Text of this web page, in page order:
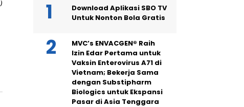
Download Aplikasi SBO TV
Untuk Nonton Bola Gratis
MVC’s ENVACGEN® Raih
Izin Edar Pertama untuk
Vaksin Enterovirus A71 di
Vietnam; Bekerja Sama
dengan Substipharm
Biologics untuk Ekspansi
Pasar di Asia Tenggara